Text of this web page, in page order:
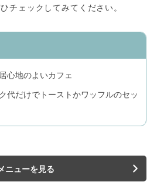
チェックしてみてください。
心地のよいカフェ
代だけでトーストかワッフルのセッ
ニューを見る